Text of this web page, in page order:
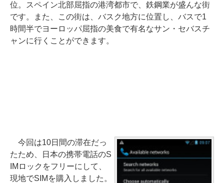
位。スペイン北部屈指の港湾都市で、鉄鋼業が盛んな街
です。また、この街は、バスク地方に位置し、バスで1
時間半でヨーロッパ屈指の美食で有名なサン・セバスチ
ャンに行くことができます。
今回は10日間の滞在だっ
たため、日本の携帯電話のS
IMロックをフリーにして、
現地でSIMを購入しました。